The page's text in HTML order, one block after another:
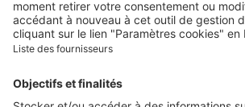
Nous rejoindre
Presse